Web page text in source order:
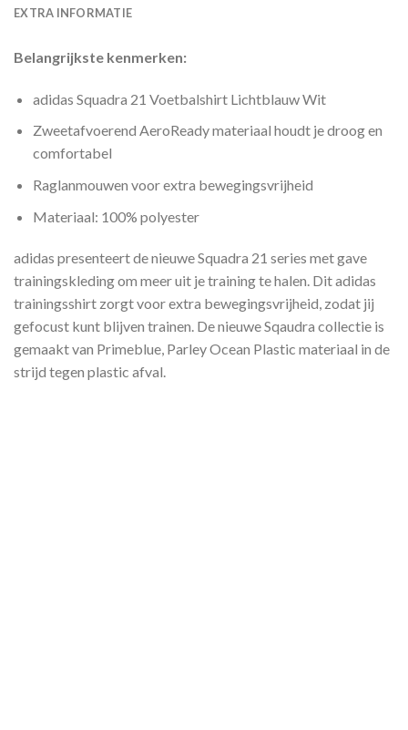
EXTRA INFORMATIE
Belangrijkste kenmerken:
adidas Squadra 21 Voetbalshirt Lichtblauw Wit
Zweetafvoerend AeroReady materiaal houdt je droog en
comfortabel
Raglanmouwen voor extra bewegingsvrijheid
Materiaal: 100% polyester
adidas presenteert de nieuwe Squadra 21 series met gave
trainingskleding om meer uit je training te halen. Dit adidas
trainingsshirt zorgt voor extra bewegingsvrijheid, zodat jij
gefocust kunt blijven trainen. De nieuwe Sqaudra collectie is
gemaakt van Primeblue, Parley Ocean Plastic materiaal in de
strijd tegen plastic afval.